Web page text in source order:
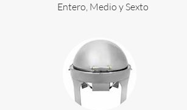
Entero, Medio y Sexto